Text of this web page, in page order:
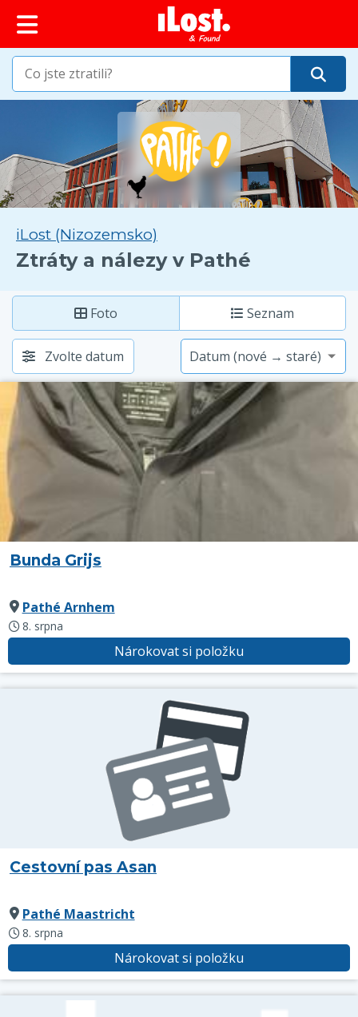
obsah
iLost (Nizozemsko)
Ztráty a nálezy v Pathé
Foto Seznam
Zvolte datum
Bunda Grijs
Pathé Arnhem
8. srpna
Nárokovat si položku
Cestovní pas Asan
Pathé Maastricht
8. srpna
Nárokovat si položku